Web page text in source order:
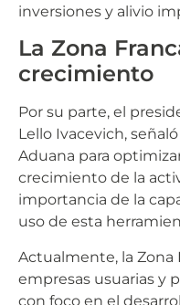
inversiones y alivio
La Zona
crecimiento
Por su parte, el
Lello Ivacevich,
Aduana para
crecimiento de la
importancia de la
uso de esta
Actualmente, la Zona
empresas usuarias y
con foco en el